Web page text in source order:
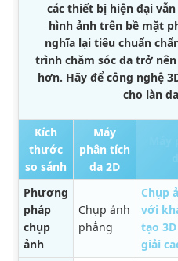
các thiết bị hiện đại
hình ảnh trên bề mặt
nghĩa lại tiêu chuẩn
trình chăm sóc da trở
hơn. Hãy để công nghệ
cho làn
Kích
thước
so sánh
Máy
phân tích
da 2D
Phương
pháp
chụp
ảnh
Chụp ảnh
phẳng
Chụp
với
tạo
giải